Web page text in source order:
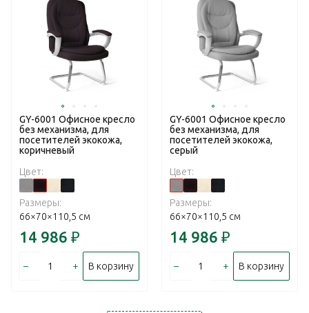
GY-6001 Офисное кресло
без механизма, для
посетителей экокожа,
коричневый
Цвет:
Размеры:
66×70×110,5 см
14 986 ₽
– + В корзину
GY-6001 Офисное кресло
без механизма, для
посетителей экокожа,
серый
Цвет:
Размеры:
66×70×110,5 см
14 986 ₽
– + В корзину